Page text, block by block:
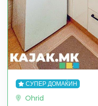
СУПЕР ДОМАЌИН
Ohrid